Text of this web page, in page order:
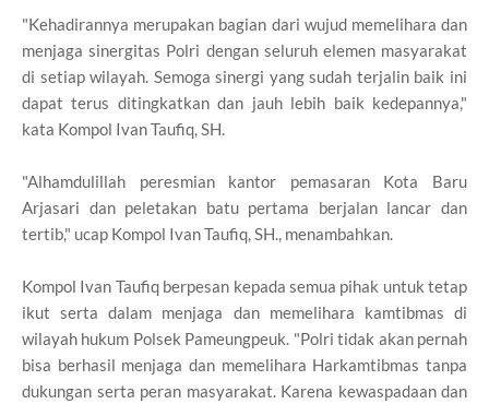
"Kehadirannya merupakan bagian dari wujud memelihara dan
menjaga sinergitas Polri dengan seluruh elemen masyarakat
di setiap wilayah. Semoga sinergi yang sudah terjalin baik ini
dapat terus ditingkatkan dan jauh lebih baik kedepannya,"
kata Kompol Ivan Taufiq, SH.
"Alhamdulillah peresmian kantor pemasaran Kota Baru
Arjasari dan peletakan batu pertama berjalan lancar dan
tertib," ucap Kompol Ivan Taufiq, SH., menambahkan.
Kompol Ivan Taufiq berpesan kepada semua pihak untuk tetap
ikut serta dalam menjaga dan memelihara kamtibmas di
wilayah hukum Polsek Pameungpeuk. "Polri tidak akan pernah
bisa berhasil menjaga dan memelihara Harkamtibmas tanpa
dukungan serta peran masyarakat. Karena kewaspadaan dan